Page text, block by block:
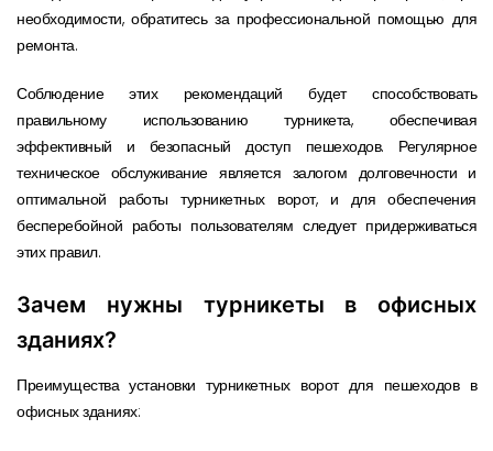
необходимости, обратитесь за профессиональной помощью для
ремонта.
Соблюдение этих рекомендаций будет способствовать
правильному использованию турникета, обеспечивая
эффективный и безопасный доступ пешеходов. Регулярное
техническое обслуживание является залогом долговечности и
оптимальной работы турникетных ворот, и для обеспечения
бесперебойной работы пользователям следует придерживаться
этих правил.
Зачем нужны турникеты в офисных
зданиях?
Преимущества установки турникетных ворот для пешеходов в
офисных зданиях: